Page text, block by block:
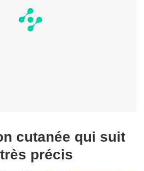
cutanée qui suit
précis